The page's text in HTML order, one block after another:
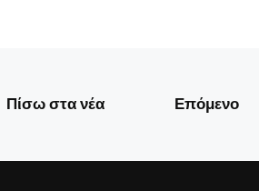
Πίσω στα νέα Επόμενο